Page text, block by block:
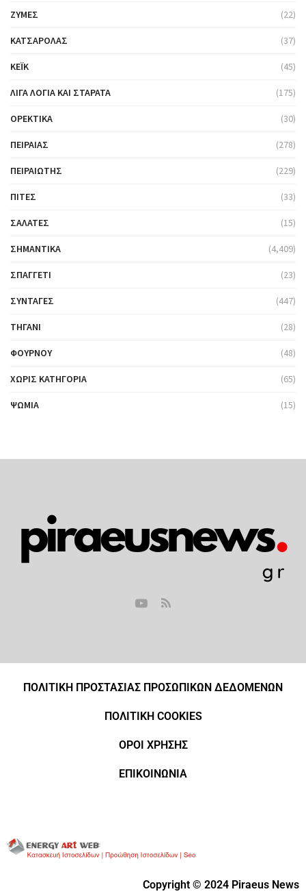
ΖΎΜΕΣ (22)
ΚΑΤΣΑΡΌΛΑΣ (37)
ΚΈΙΚ (45)
ΛΊΓΑ ΛΌΓΙΑ ΚΑΙ ΣΤΑΡΆΤΑ (175)
ΟΡΕΚΤΙΚΆ (30)
ΠΕΙΡΑΙΆΣ (278)
ΠΕΙΡΑΙΏΤΗΣ (229)
ΠΊΤΕΣ (33)
ΣΑΛΆΤΕΣ (15)
ΣΗΜΑΝΤΙΚΆ (4,409)
ΣΠΑΓΓΈΤΙ (23)
ΣΥΝΤΑΓΈΣ (447)
ΤΗΓΆΝΙ (28)
ΦΟΎΡΝΟΥ (48)
ΧΩΡΊΣ ΚΑΤΗΓΟΡΊΑ (65)
ΨΩΜΙΆ (15)
ΠΟΛΙΤΙΚΗ ΠΡΟΣΤΑΣΙΑΣ ΠΡΟΣΩΠΙΚΩΝ ΔΕΔΟΜΕΝΩΝ
ΠΟΛΙΤΙΚΗ COOKIES
ΟΡΟΙ ΧΡΗΣΗΣ
ΕΠΙΚΟΙΝΩΝΙΑ
Copyright © 2024 Piraeus News